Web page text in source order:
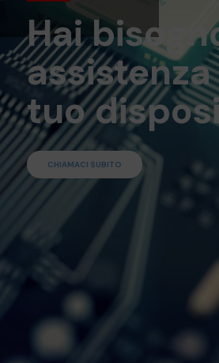
Hai
tuo
CHIAMACI SUBITO